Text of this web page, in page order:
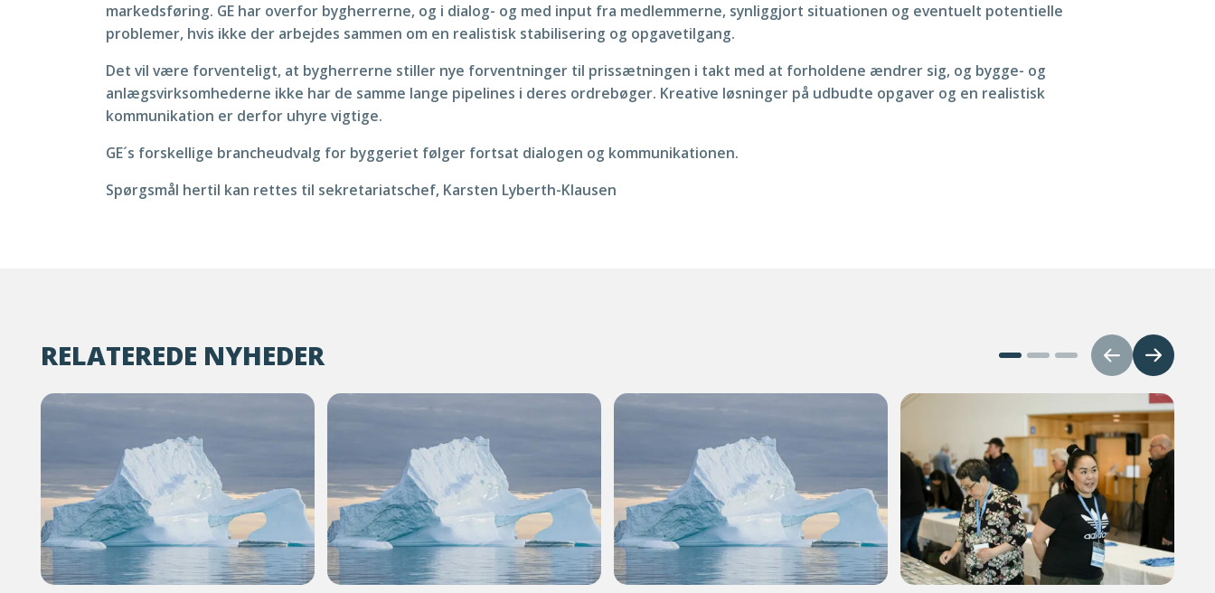
markedsføring. GE har overfor bygherrerne, og i dialog- og med input fra medlemmerne, synliggjort situationen og eventuelt potentielle
problemer, hvis ikke der arbejdes sammen om en realistisk stabilisering og opgavetilgang.
Det vil være forventeligt, at bygherrerne stiller nye forventninger til prissætningen i takt med at forholdene ændrer sig, og bygge- og
anlægsvirksomhederne ikke har de samme lange pipelines i deres ordrebøger. Kreative løsninger på udbudte opgaver og en realistisk
kommunikation er derfor uhyre vigtige.
GE´s forskellige brancheudvalg for byggeriet følger fortsat dialogen og kommunikationen.
Spørgsmål hertil kan rettes til sekretariatschef, Karsten Lyberth-Klausen
RELATEREDE NYHEDER